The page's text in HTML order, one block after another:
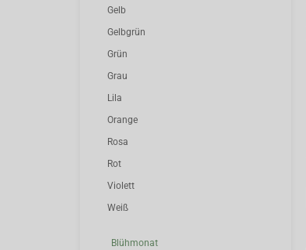
Gelb
Gelbgrün
Grün
Grau
Lila
Orange
Rosa
Rot
Violett
Weiß
Blühmonat